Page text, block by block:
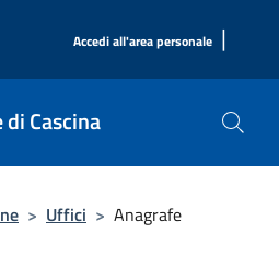
Accedi all'area personale |
Cascina
> Uffici > Anagrafe